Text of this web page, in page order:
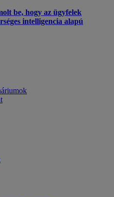
be, hogy az ügyfelek
intelligencia alapú